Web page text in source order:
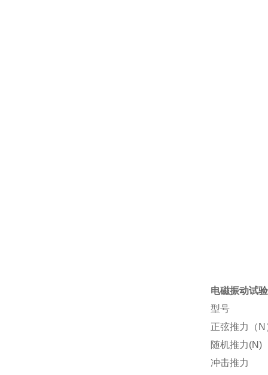
电磁振动试
型号
正弦推力（N
随机推力(N)
冲击推力